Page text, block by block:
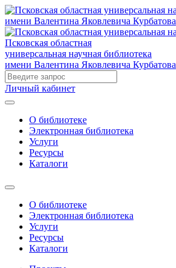
Псковская областная
универсальная научная библиотека
имени Валентина Яковлевича Курбатова
Личный кабинет
О библиотеке
Электронная библиотека
Услуги
Ресурсы
Каталоги
О библиотеке
Электронная библиотека
Услуги
Ресурсы
Каталоги